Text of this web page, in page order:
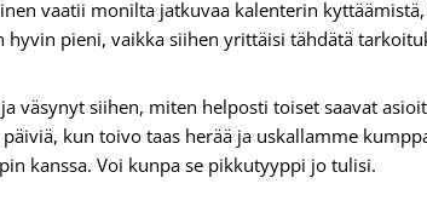
vaatii monilta jatkuvaa kalenterin
pieni, vaikka siihen yrittäisi tähdätä
väsynyt siihen, miten helposti toiset saavat
kun toivo taas herää ja uskallamme
kanssa. Voi kunpa se pikkutyyppi jo tulisi.